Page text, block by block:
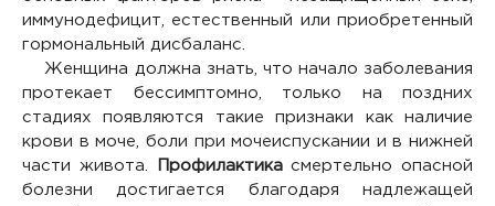
иммунодефицит, естественный или приобретенный
гормональный дисбаланс.
Женщина должна знать, что начало заболевания
протекает бессимптомно, только на поздних
стадиях появляются такие признаки как наличие
крови в моче, боли при мочеиспускании и в нижней
части живота.
Профилактикасмертельно опасной
болезни достигается благодаря надлежащей